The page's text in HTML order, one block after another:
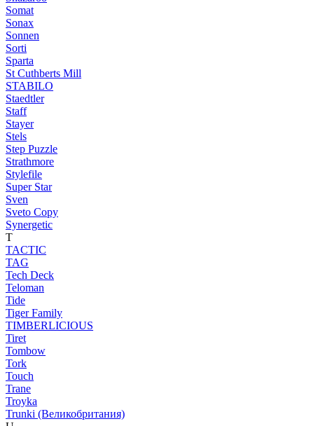
Somat
Sonax
Sonnen
Sorti
Sparta
St Cuthberts Mill
STABILO
Staedtler
Staff
Stayer
Stels
Step Puzzle
Strathmore
Stylefile
Super Star
Sven
Sveto Copy
Synergetic
T
TACTIC
TAG
Tech Deck
Teloman
Tide
Tiger Family
TIMBERLICIOUS
Tiret
Tombow
Tork
Touch
Trane
Troyka
Trunki (Великобритания)